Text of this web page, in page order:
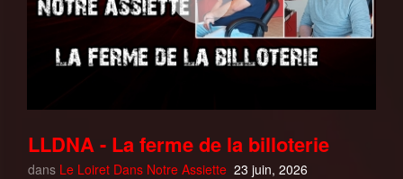
LLDNA - La ferme de la billoterie
dans Le Loiret Dans Notre Assiette 23 juin, 2026